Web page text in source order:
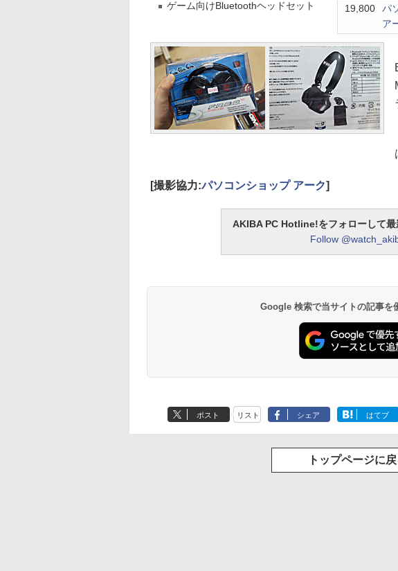
ゲーム向けBluetoothヘッドセット 19,800
パ
ア
[撮影協力:パソコンショップ アーク]
AKIBA PC Hotline!をフォローして最
Follow
Google 検索で当サイトの記事を
ポスト リスト シェア はてブ
トップページに